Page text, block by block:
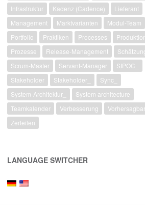
und verändern ggf. erst dann Dinge,
höchsten Schätzung sollten erläutern,
Schätzung festgelegt werden, was einer
halben Personentag entspricht (
Infrastruktur
Kadenz (Cadence)
Lieferant
Management
Marktvarianten
Modul-Team
Portfolio
Praktiken Processes
Prozesse
Release-Management
Scrum-Master
Servant-Manager
SIPOC_
Stakeholder
Stakeholder_
Sync_
System-Architektur_
System architecture
Teamkalender
Verbesserung
Zerteilen
LANGUAGE SWITCHER